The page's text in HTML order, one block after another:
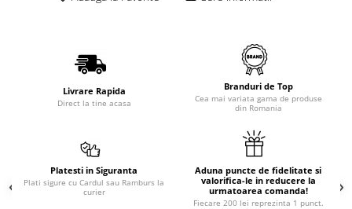
Livrare Rapida
Direct la tine acasa
Branduri de Top
Cea mai variata gama de produse
din Romania
Platesti in Siguranta
Plati sigure cu Cardul sau Ramburs la
curier
Aduna puncte de fidelitate si
valorifica-le in reducere la
urmatoarea comanda!
Fiecare 200 lei reprezinta 1 punct.